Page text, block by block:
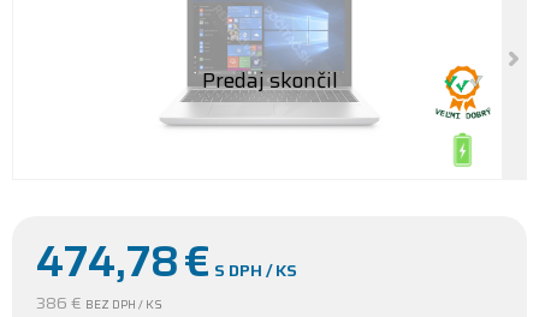
474,78€ S DPH / KS
386 € BEZ DPH / KS